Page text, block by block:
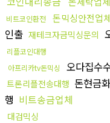
비트코인환전
돈믹싱안전업
인출 재테크자금믹싱문의
리플코인대행
아프리카tv돈믹싱
오다집수
트론리플전송대행 돈현금
행 비트송금업체
대검믹싱